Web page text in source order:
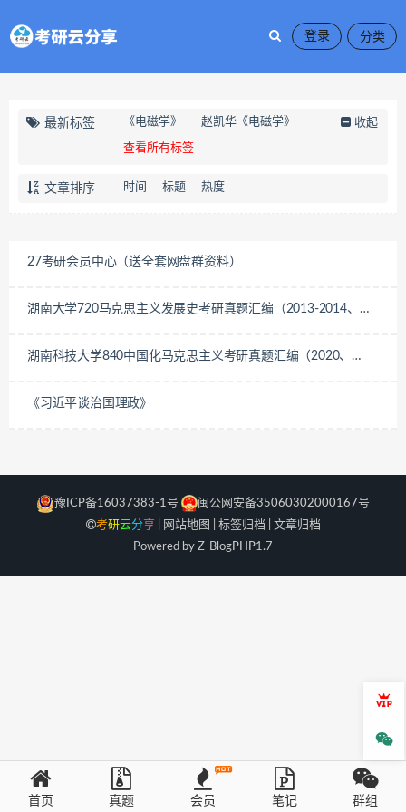
登录
最新标签 《电磁学》 赵凯华《电磁学》
查看所有标签
收起
文章排序 时间 标题 热度
27考研会员中心（送全套网盘群资料）
湖南大学720马克思主义发展史考研真题汇编（2013-2014、
湖南科技大学840中国化马克思主义考研真题汇编（2020、
《习近平谈治国理政》
豫ICP备16037383-1号
闽公网安备35060302000167号
考研云分享| 网站地图 标签归档
文章归档
Powered by Z-BlogPHP1.7
首页 真题 会员 笔记 群组
会员
微信